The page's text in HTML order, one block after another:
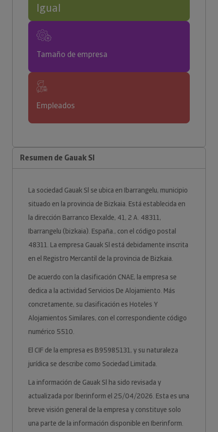
Igual
Tamaño de empresa
Empleados
Resumen de Gauak Sl
La sociedad Gauak Sl se ubica en Ibarrangelu, municipio
situado en la provincia de Bizkaia. Está establecida en
la dirección Barranco Elexalde, 41, 2 A. 48311,
Ibarrangelu (bizkaia). España., con el código postal
48311. La empresa Gauak Sl está debidamente inscrita
en el Registro Mercantil de la provincia de Bizkaia.
De acuerdo con la clasificación CNAE, la empresa se
dedica a la actividad Servicios De Alojamiento. Más
concretamente, su clasificación es Hoteles Y
Alojamientos Similares, con el correspondiente código
numérico 5510.
El CIF de la empresa es B95985131, y su naturaleza
jurídica se describe como Sociedad Limitada.
La información de Gauak Sl ha sido revisada y
actualizada por Iberinform el 25/04/2026. Esta es una
breve visión general de la empresa y constituye solo
una parte de la información disponible en Iberinform.